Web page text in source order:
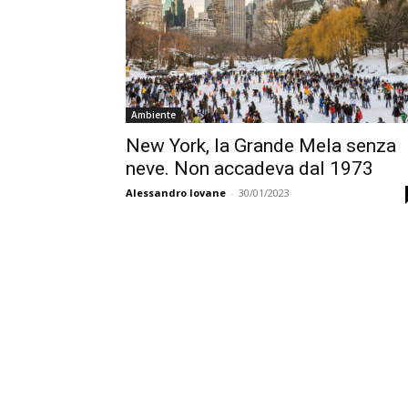
Ambiente
New York, la Grande Mela senza
neve. Non accadeva dal 1973
Alessandro Iovane - 30/01/2023